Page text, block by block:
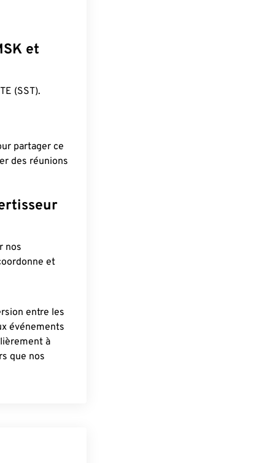
et
(SST).
partager ce
des réunions
nos
et
entre les
événements
à
que nos